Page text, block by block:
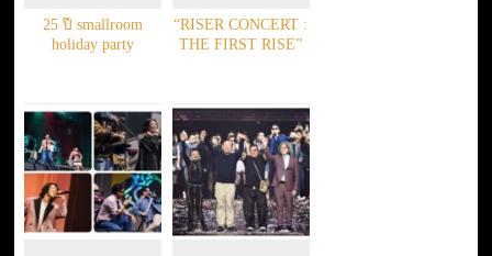
25 ปี smallroom
holiday party
“RISER CONCERT :
THE FIRST RISE”